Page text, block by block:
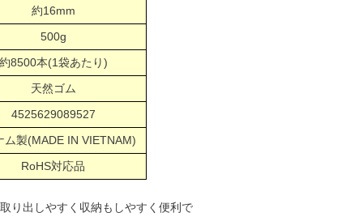
約16mm
500g
8500本(1袋あたり)
天然ゴム
4525629089527
ム製(MADE IN VIETNAM)
RoHS対応品
り出しやすく収納もしやすく便利で